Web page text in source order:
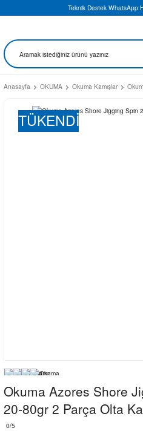
Teknik Destek WhatsApp
Anasayfa OKUMA Okuma Kamışlar
TÜKENDİ
Okuma Azores Shore
20-80gr 2 Parça Olta
0/5